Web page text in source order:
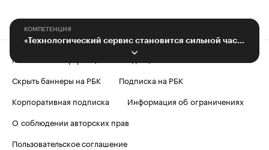
КОМПЕТЕНЦИЯ
«Технологический сервис становится сильной частью любого бизнеса»
Контактная информация
Редакция
Скрыть баннеры на РБК
Подписка на РБК
Корпоративная подписка
Информация об ограничениях
О соблюдении авторских прав
Пользовательское соглашение